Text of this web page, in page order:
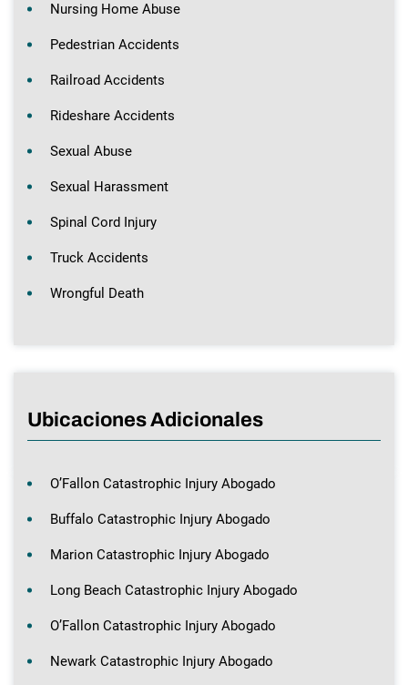
Nursing Home Abuse
Pedestrian Accidents
Railroad Accidents
Rideshare Accidents
Sexual Abuse
Sexual Harassment
Spinal Cord Injury
Truck Accidents
Wrongful Death
Ubicaciones Adicionales
O’Fallon Catastrophic Injury Abogado
Buffalo Catastrophic Injury Abogado
Marion Catastrophic Injury Abogado
Long Beach Catastrophic Injury Abogado
O’Fallon Catastrophic Injury Abogado
Newark Catastrophic Injury Abogado